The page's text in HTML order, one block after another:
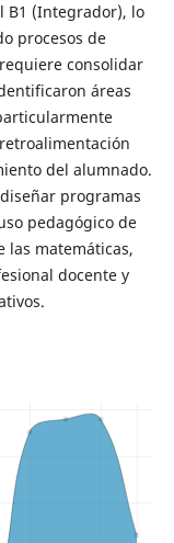
B1 (Integrador), lo
procesos de
consolidar
áreas
del alumnado.
programas
pedagógico de
las matemáticas,
docente y